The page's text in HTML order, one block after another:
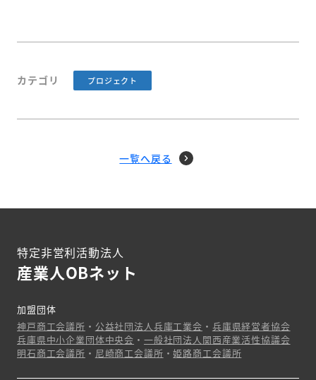
カテゴリ プロジェクト
一覧へ戻る
特定非営利活動法人
産業人OBネット
加盟団体
神戸商工会議所 ・ 公益社団法人兵庫工業会 ・ 兵庫県経営者協会
兵庫県中小企業団体中央会 ・ 一般社団法人関西産業活性協議会
明石商工会議所 ・ 尼崎商工会議所 ・姫路商工会議所